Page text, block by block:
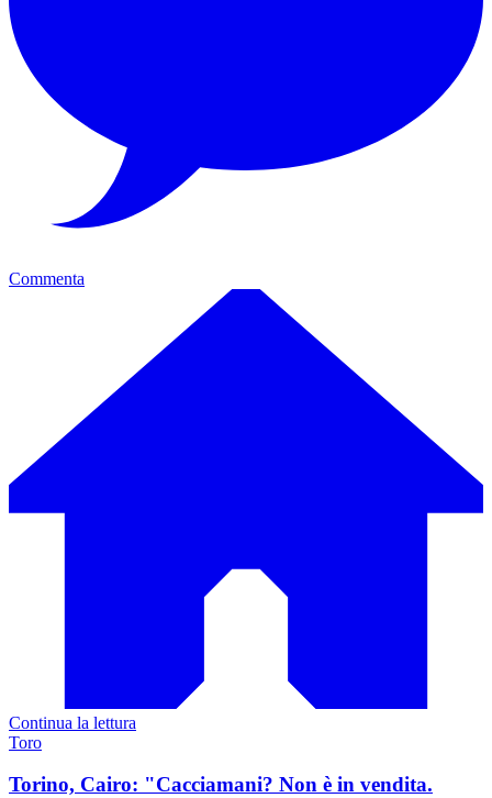
Commenta
Continua la lettura
Toro
Torino, Cairo: "Cacciamani? Non è in vendita.